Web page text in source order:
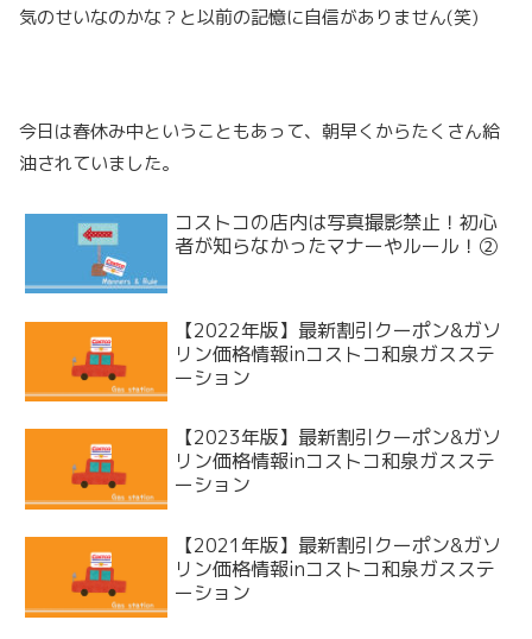
気のせいなのかな？と以前の記憶に自信がありません(笑)
今日は春休み中ということもあって、朝早くからたくさん給
油されていました。
コストコの店内は写真撮影禁止！初心
者が知らなかったマナーやルール！②
【2022年版】最新割引クーポン&ガソ
リン価格情報inコストコ和泉ガスステ
ーション
【2023年版】最新割引クーポン&ガソ
リン価格情報inコストコ和泉ガスステ
ーション
【2021年版】最新割引クーポン&ガソ
リン価格情報inコストコ和泉ガスステ
ーション